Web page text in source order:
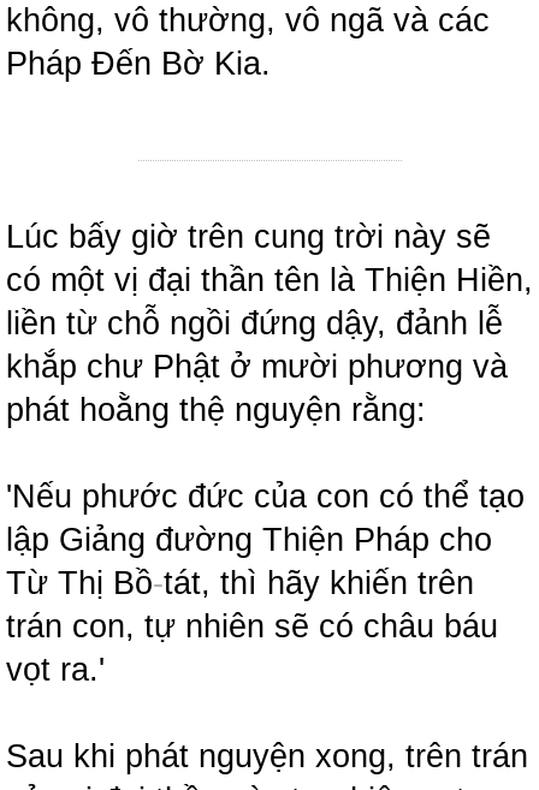
không, vô thường, vô ngã và các
Pháp Đến Bờ Kia.
Lúc bấy giờ trên cung trời này sẽ
có một vị đại thần tên là Thiện Hiền,
liền từ chỗ ngồi đứng dậy, đảnh lễ
khắp chư Phật ở mười phương và
phát hoằng thệ nguyện rằng:
'Nếu phước đức của con có thể tạo
lập Giảng đường Thiện Pháp cho
Từ Thị Bồ-tát, thì hãy khiến trên
trán con, tự nhiên sẽ có châu báu
vọt ra.'
Sau khi phát nguyện xong, trên trán